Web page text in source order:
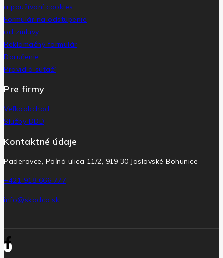
a používaní cookies
Formulár na odstúpenie
od zmluvy
Reklamačný formulár
Doručenie
Pravidlá súťaží
Pre firmy
Veľkoobchod
Služby DDD
Kontaktné údaje
Paderovce, Poľná ulica 11/2, 919 30 Jaslovské Bohunice
+421 918 666 777
info@skodca.sk